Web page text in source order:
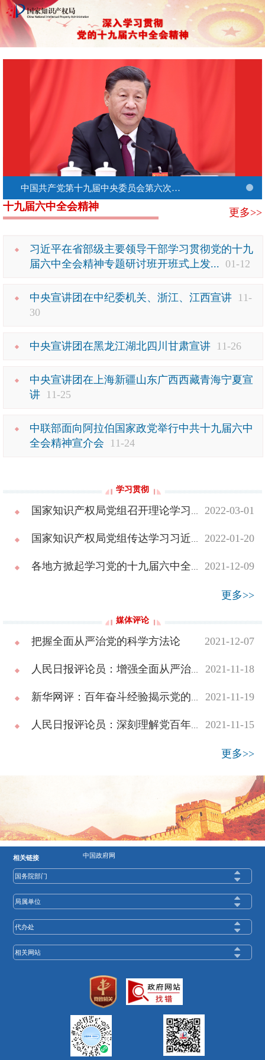
中国共产党第十九届中央委员会第六次全体会议在北京举行 习近平作重要讲话
十九届六中全会精神 更多>>
习近平在省部级主要领导干部学习贯彻党的十九
届六中全会精神专题研讨班开班式上发... 01-12
中央宣讲团在中纪委机关、浙江、江西宣讲
11-
30
中央宣讲团在黑龙江湖北四川甘肃宣讲 11-26
中央宣讲团在上海新疆山东广西西藏青海宁夏宣
讲
11-25
中联部面向阿拉伯国家政党举行中共十九届六中
全会精神宣介会
11-24
学习贯彻
2022-03-01
国家知识产权局党组召开理论学习中心组（扩大）学习会 深入学习党的十九届...
2022-01-20
国家知识产权局党组传达学习习近平总书记在省部级主要领导干部学习贯彻党的...
2021-12-09
各地方掀起学习党的十九届六中全会精神热潮⑦
更多>>
媒体评论
2021-12-07
把握全面从严治党的科学方法论
2021-11-18
人民日报评论员：增强全面从严治党永远在路上的坚定和执着——论学习贯彻党...
2021-11-19
新华网评：百年奋斗经验揭示党的制胜之道
2021-11-15
人民日报评论员：深刻理解党百年奋斗的历史意义
更多>>
相关链接 中国政府网
国务院部门
局属单位
代办处
相关网站